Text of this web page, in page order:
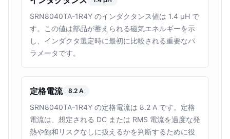
SRN8040TA-1R4Y のインダクタンス値は 1.4 µH で
す。この値は部品が蓄えられる磁気エネルギーを示
し、インダクタ選定時に最初に比較される重要なパ
ラメータです。
定格電流 8.2 A
SRN8040TA-1R4Y の定格電流は 8.2 A です。定格
電流は、想定される DC または RMS 電流を過度な発
熱や飽和リスクなしに扱えるかを判断するために役